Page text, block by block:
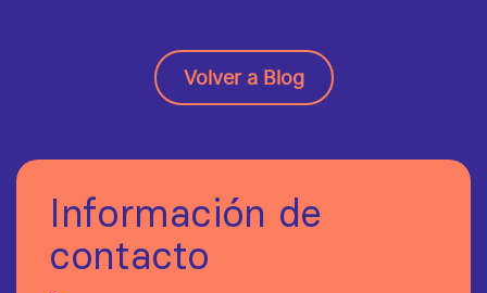
Volver a Blog
Información de
contacto